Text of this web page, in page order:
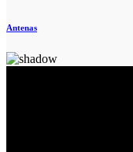
Antenas